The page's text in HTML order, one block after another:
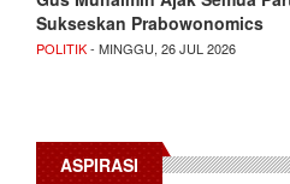
Sukseskan Prabowonomics
POLITIK- MINGGU, 26 JUL 2026
ASPIRASI